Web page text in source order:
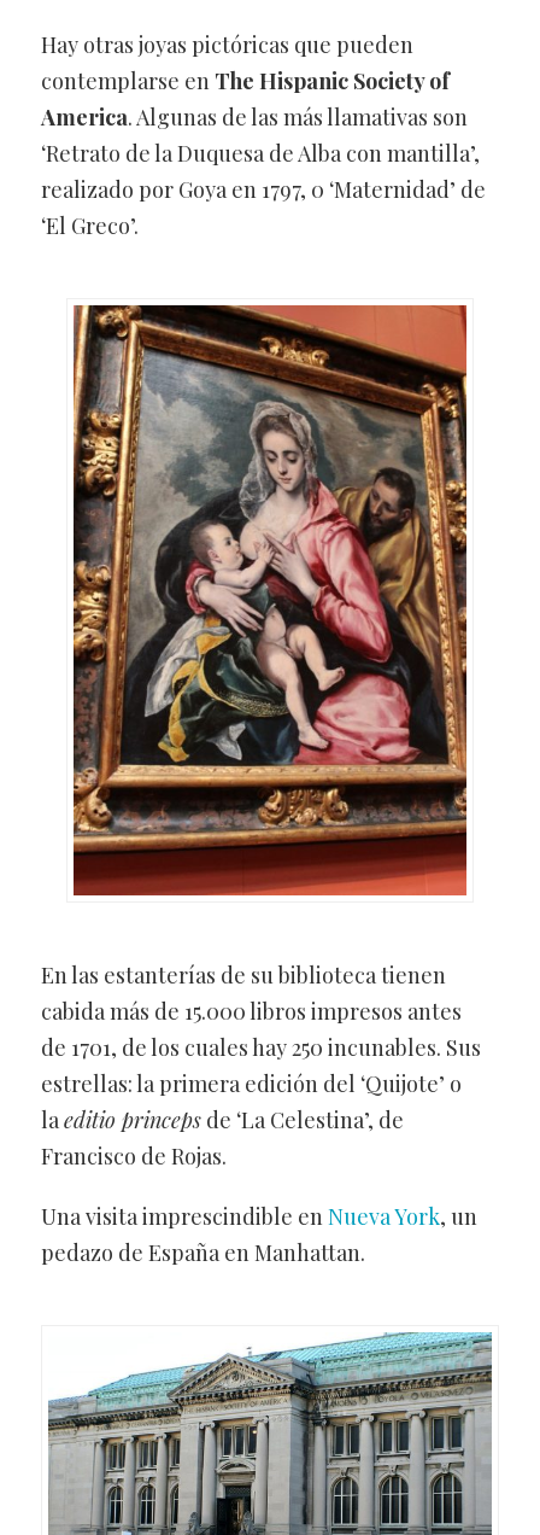
Hay otras joyas pictóricas que pueden
contemplarse en The Hispanic Society of
America. Algunas de las más llamativas son
‘Retrato de la Duquesa de Alba con mantilla’,
realizado por Goya en 1797, 0 ‘Maternidad’ de
‘El Greco’.
En las estanterías de su biblioteca tienen
cabida más de 15.000 libros impresos antes
de 1701, de los cuales hay 250 incunables. Sus
estrellas: la primera edición del ‘Quijote’ o
laeditio princepsde ‘La Celestina’, de
Francisco de Rojas.
Una visita imprescindible enNueva York, un
pedazo de España en Manhattan.